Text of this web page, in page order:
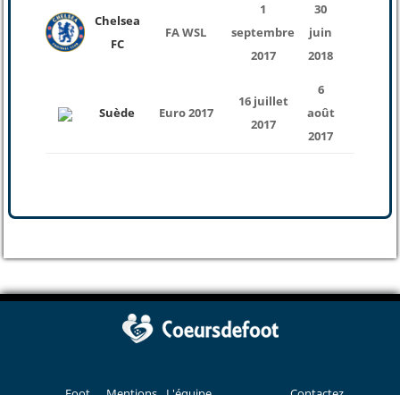
Chelsea
FC
FA WSL
1
septembre
2017
30
juin
2018
Suède Euro 2017
16 juillet
2017
6
août
2017